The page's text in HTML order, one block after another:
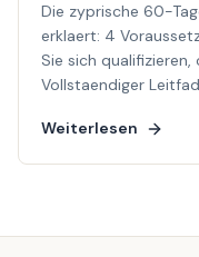
Die zyprische 60-
erklaert: 4
Sie sich qualifizieren,
Vollstaendiger
Weiterlesen